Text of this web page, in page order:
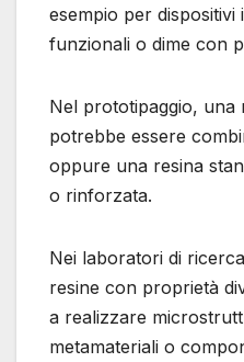
esempio per
funzionali o dime con
Nel prototipaggio, una
potrebbe essere
oppure una resina
o rinforzata.
Nei laboratori di
resine con proprietà
a realizzare
metamateriali o